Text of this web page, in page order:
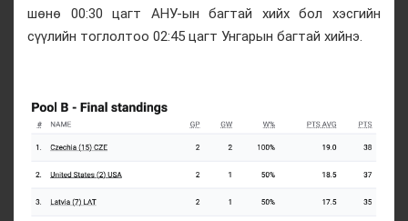
шөнө 00:30 цагт АНУ-ын багтай хийх бол хэсгийн
сүүлийн тоглолтоо 02:45 цагт Унгарын багтай хийнэ.